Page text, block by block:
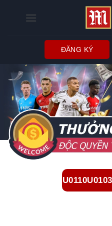
ĐĂNG KÝ